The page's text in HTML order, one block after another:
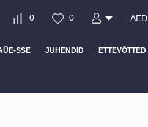
0 0 AED
SSE JUHENDID ETTEVÕTTED